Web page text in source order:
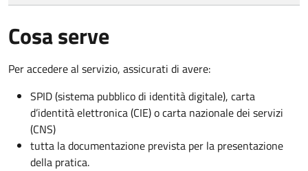
Cosa serve
Per accedere al servizio, assicurati di avere:
SPID (sistema pubblico di identità digitale), carta
d’identità elettronica (CIE) o carta nazionale dei servizi
(CNS)
tutta la documentazione prevista per la presentazione
della pratica.